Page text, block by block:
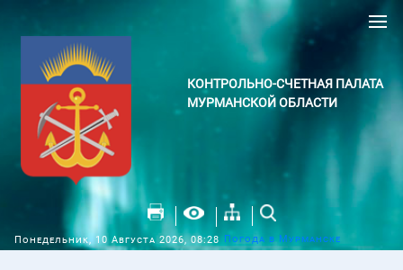
КОНТРОЛЬНО-СЧЕТНАЯ ПАЛАТА
МУРМАНСКОЙ ОБЛАСТИ
Понедельник, 10 Августа 2026, 08:28 Погода в Мурманске